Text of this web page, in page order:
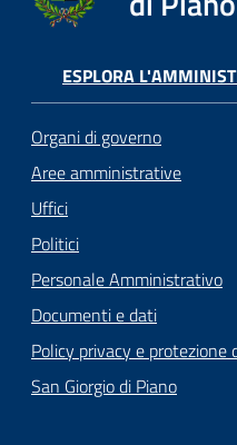
ESPLORA
Organi di governo
Aree amministrative
Uffici
Politici
Personale Amministrativo
Documenti e dati
Policy privacy e
San Giorgio di Piano